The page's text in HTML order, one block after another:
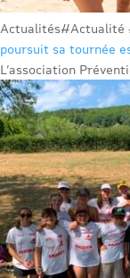
Actualités#Actualité
poursuit sa tournée
L’association